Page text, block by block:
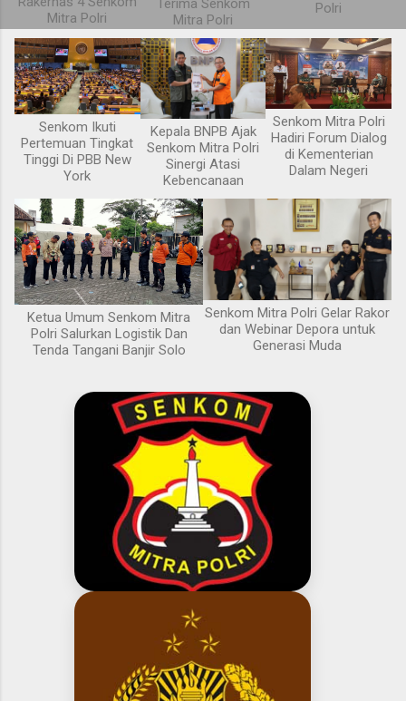
Mitra Polri
Terima Senkom
Mitra Polri
Polri
Senkom Ikuti
Pertemuan Tingkat
Tinggi Di PBB New
York
Kepala BNPB Ajak
Senkom Mitra Polri
Sinergi Atasi
Kebencanaan
Senkom Mitra Polri
Hadiri Forum Dialog
di Kementerian
Dalam Negeri
Ketua Umum Senkom Mitra
Polri Salurkan Logistik Dan
Tenda Tangani Banjir Solo
Senkom Mitra Polri Gelar Rakor
dan Webinar Depora untuk
Generasi Muda